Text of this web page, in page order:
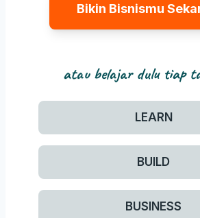
Bikin Bisnismu
atau belajar dulu tiap
LEARN
BUILD
BUSINESS